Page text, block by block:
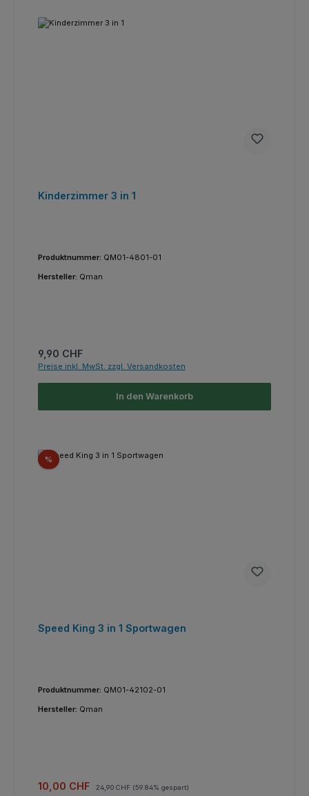
Kinderzimmer 3 in 1
Produktnummer: QM01-4801-01
Hersteller: Qman
Regulärer Preis:
9,90 CHF
Preise inkl. MwSt. zzgl. Versandkosten
In den Warenkorb
%Rabatt
Speed King 3 in 1 Sportwagen
Produktnummer: QM01-42102-01
Hersteller: Qman
Verkaufspreis:
10,00 CHF 24,90 CHF (59.84% gespart)